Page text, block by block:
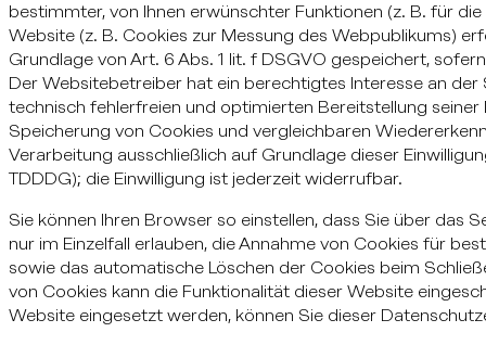
bestimmter, von Ihnen erwünschter Funktionen (z. B. für
Website (z. B. Cookies zur Messung des Webpublikums)
Grundlage von Art. 6 Abs. 1 lit. f DSGVO gespeichert,
Der Websitebetreiber hat ein berechtigtes Interesse an
technisch fehlerfreien und optimierten Bereitstellung seiner
Speicherung von Cookies und vergleichbaren
Verarbeitung ausschließlich auf Grundlage dieser
TDDDG); die Einwilligung ist jederzeit widerrufbar.
Sie können Ihren Browser so einstellen, dass Sie über das
nur im Einzelfall erlauben, die Annahme von Cookies für
sowie das automatische Löschen der Cookies beim
von Cookies kann die Funktionalität dieser Website
Website eingesetzt werden, können Sie dieser